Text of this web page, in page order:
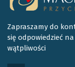
Zapraszamy do
się odpowiedzieć
wątpliwości